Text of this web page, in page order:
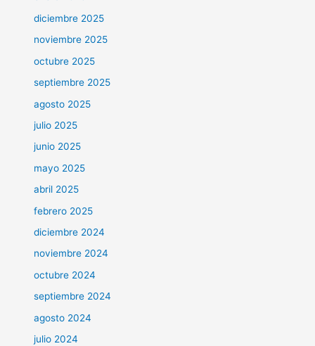
diciembre 2025
noviembre 2025
octubre 2025
septiembre 2025
agosto 2025
julio 2025
junio 2025
mayo 2025
abril 2025
febrero 2025
diciembre 2024
noviembre 2024
octubre 2024
septiembre 2024
agosto 2024
julio 2024